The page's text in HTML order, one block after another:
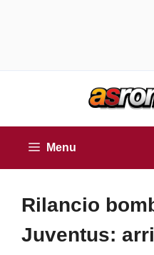
Menu
Rilancio
Juventus: